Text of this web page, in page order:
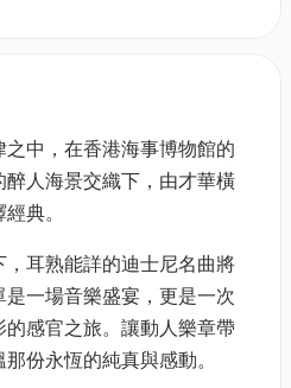
中，在香港海事博物館的
人海景交織下，由才華橫
典。
耳熟能詳的迪士尼名曲將
一場音樂盛宴，更是一次
感官之旅。讓動人樂章帶
份永恆的純真與感動。